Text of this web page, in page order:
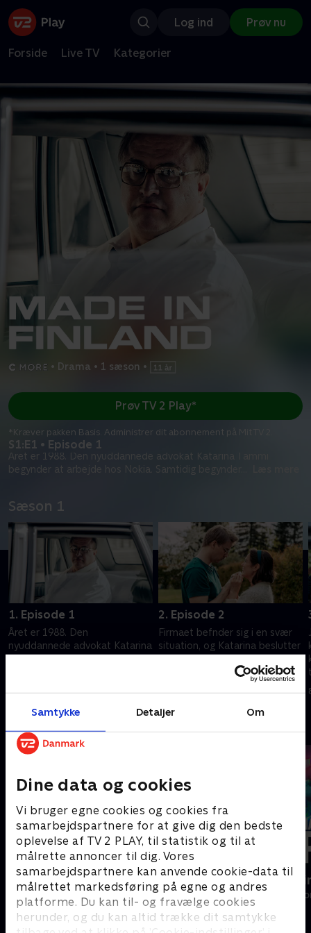
Samtykke Detaljer Om
Dine data og cookies
Vi bruger egne cookies og cookies fra
samarbejdspartnere for at give dig den bedste
oplevelse af TV 2 PLAY, til statistik og til at
målrette annoncer til dig. Vores
samarbejdspartnere kan anvende cookie-data til
målrettet markedsføring på egne og andres
platforme. Du kan til- og fravælge cookies
herunder, og du kan altid trække dit samtykke
Log ind Prøv nu
Forside Live TV Kategorier
• Drama • 1 sæson •
S1:E1 • Episode 1
Året er 1988. Den nyuddannede advokat Katarina Tammi
begynder at arbejde hos Nokia. Samtidig begynder
Prøv TV 2 Play*
*Kræver pakken Basis. Administrer dit abonnement på Mit TV 2.
Sæson 1
1. Episode 1
Året er 1988. Den
nyuddannede advokat Katarina
mobil
8. maj 2023 • 50 min
2. Episode 2
Firmaet befnder sig i en svær
situation, og Katarina beslutter
en japansk forretningsmand
for at lave en ny type batteri. .
8. maj 2023 • 49 min
Headhunters
Drama • 1 sæsoner
Happy
Drama • 1